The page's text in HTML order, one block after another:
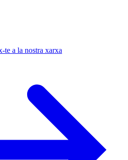
te a la nostra xarxa